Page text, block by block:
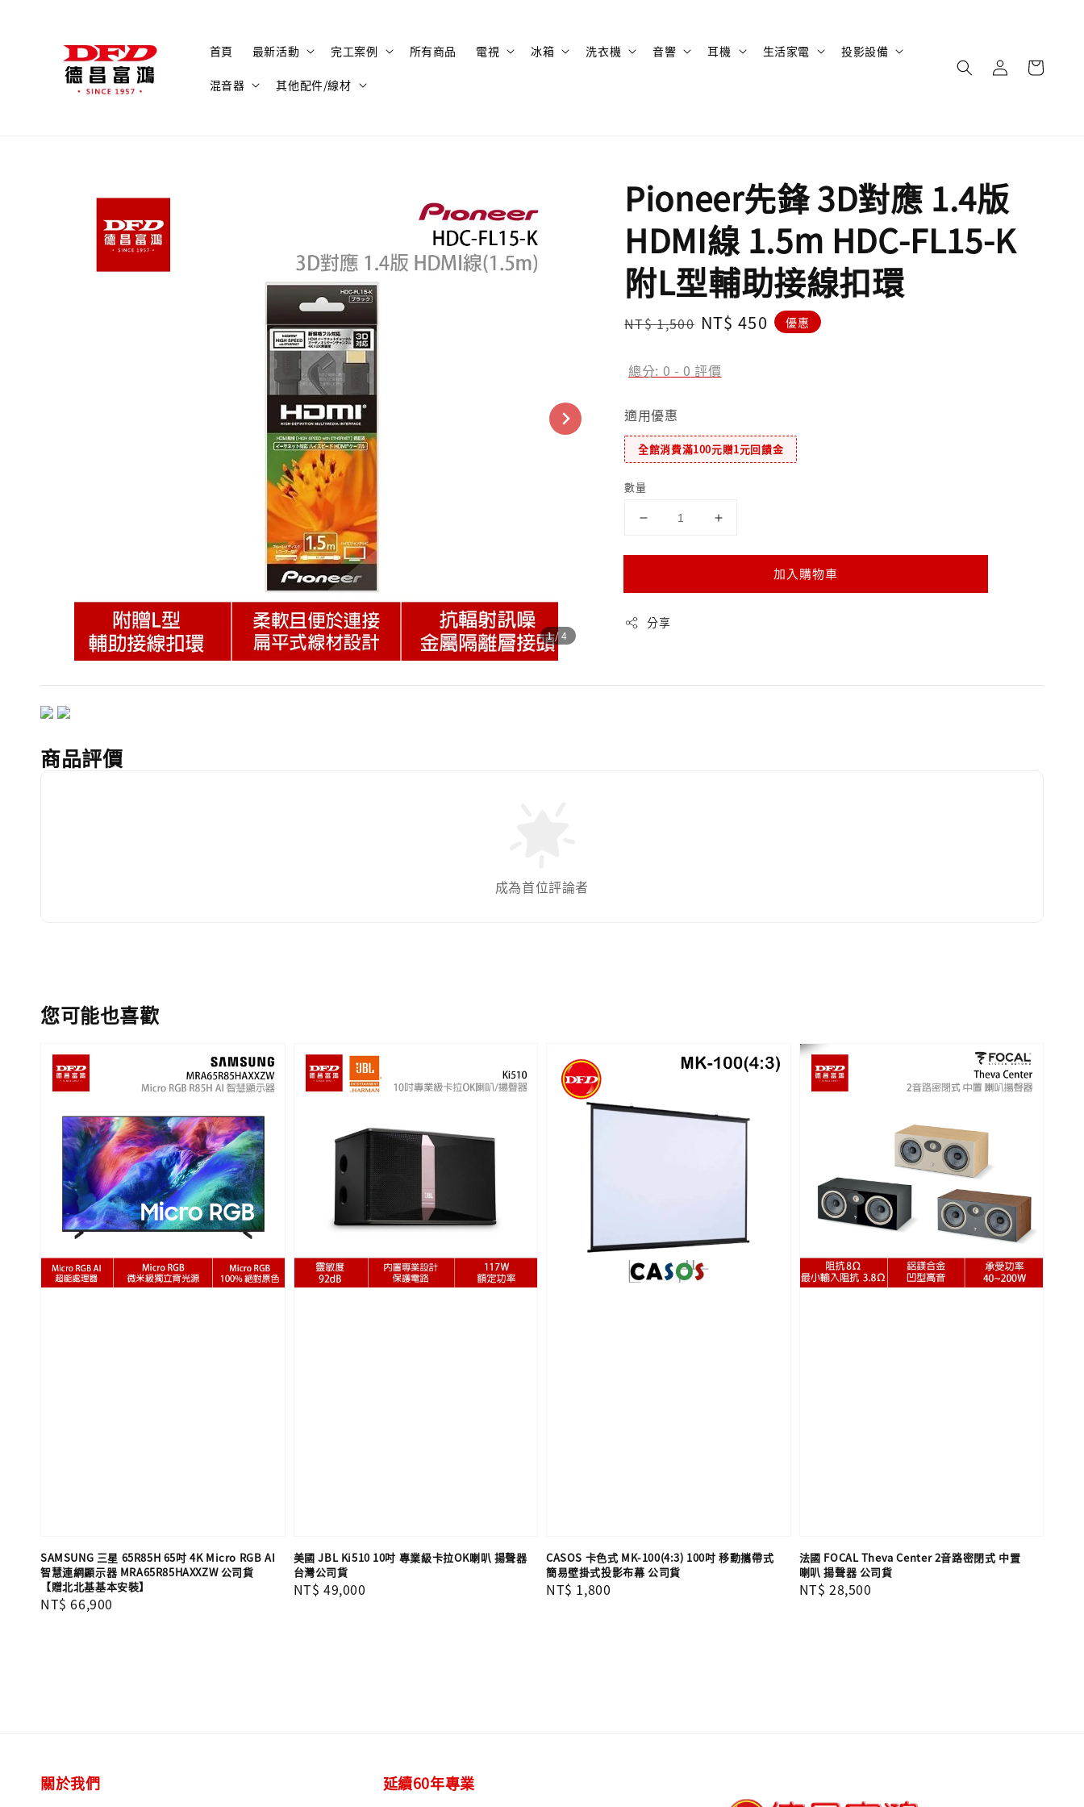
首頁 最新活動 完工案例 所有商品 電視 冰箱 洗衣機 音響 耳機 生活家電 投影設備
混音器 其他配件/線材
1/4
Pioneer先鋒 3D對應 1.4版
HDMI線 1.5m HDC-FL15-K
附L型輔助接線扣環
Regular
NT$ 1,500 Sale
NT$ 450 優惠
總分: 0 - 0 評價
適用優惠
全館消費滿100元贈1元回饋金
數量
加入購物車
分享
商品評價
成為首位評論者
您可能也喜歡
SAMSUNG 三星 65R85H 65吋 4K Micro RGB AI
智慧連網顯示器 MRA65R85HAXXZW 公司貨
【贈北北基基本安裝】
Regular
NT$ 66,900
美國 JBL Ki510 10吋 專業級卡拉OK喇叭 揚聲器
台灣公司貨
Regular
NT$ 49,000
CASOS 卡色式 MK-100(4:3) 100吋 移動攜帶式
簡易壁掛式投影布幕 公司貨
Regular
NT$ 1,800
法國 FOCAL Theva Center 2音路密閉式 中置
喇叭 揚聲器 公司貨
Regular
NT$ 28,500
關於我們 延續60年專業